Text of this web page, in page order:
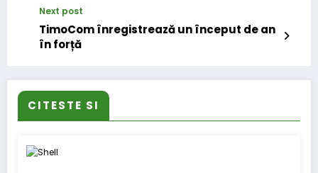
Next post
TimoCom înregistrează un început de an
în forță
CITESTE SI